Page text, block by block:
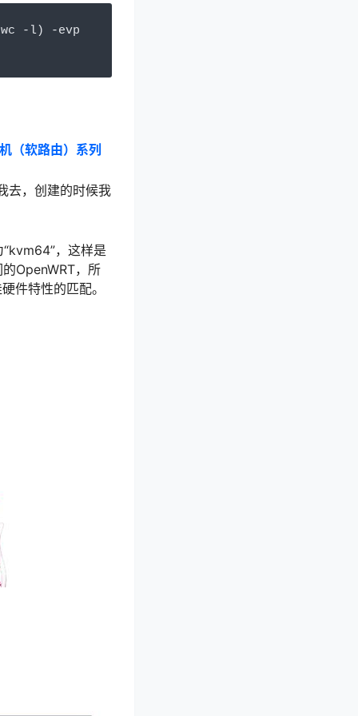
- l) -evp
（软路由）系列
去，创建的时候我
，这样是
OpenWRT，所
件特性的匹配。